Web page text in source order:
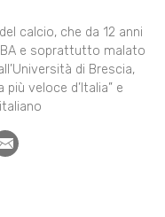
calcio, che da 12 anni
e soprattutto malato
di Brescia,
veloce d’Italia” e